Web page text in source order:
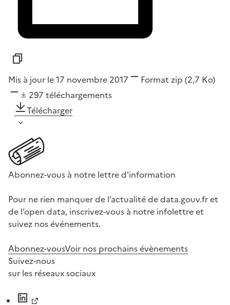
Mis à jour le 17 novembre 2017 Format zip (2,7 Ko)
297 téléchargements
Télécharger
Abonnez-vous à notre lettre d'information
Pour ne rien manquer de l’actualité de data.gouv.fr et
de l’open data, inscrivez-vous à notre infolettre et
suivez nos événements.
Abonnez-vousVoir nos prochains évènements
Suivez-nous
sur les réseaux sociaux